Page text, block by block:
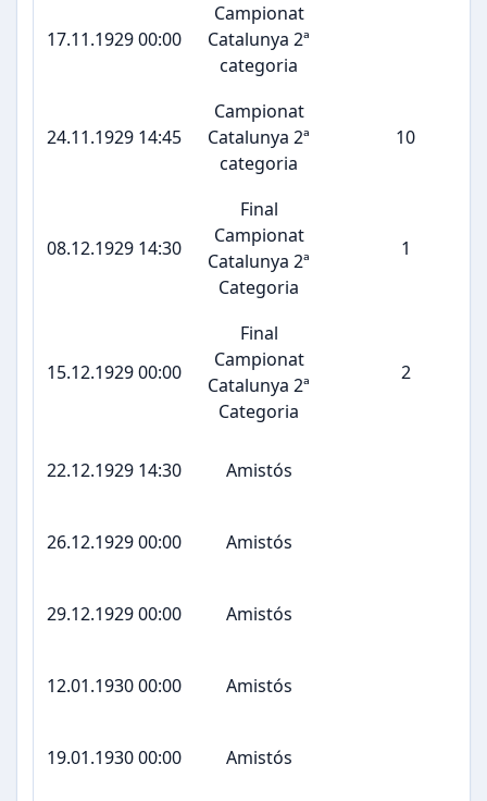
17.11.1929 00:00
Campionat
Catalunya 2ª
categoria
24.11.1929 14:45
Campionat
Catalunya 2ª
categoria
10
08.12.1929 14:30
Final
Campionat
Catalunya 2ª
Categoria
1
15.12.1929 00:00
Final
Campionat
Catalunya 2ª
Categoria
2
22.12.1929 14:30 Amistós
26.12.1929 00:00 Amistós
29.12.1929 00:00 Amistós
12.01.1930 00:00 Amistós
19.01.1930 00:00 Amistós